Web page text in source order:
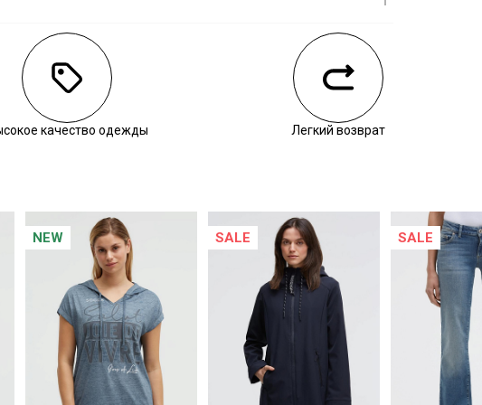
качество одежды Легкий возврат
NEW SALE SALE